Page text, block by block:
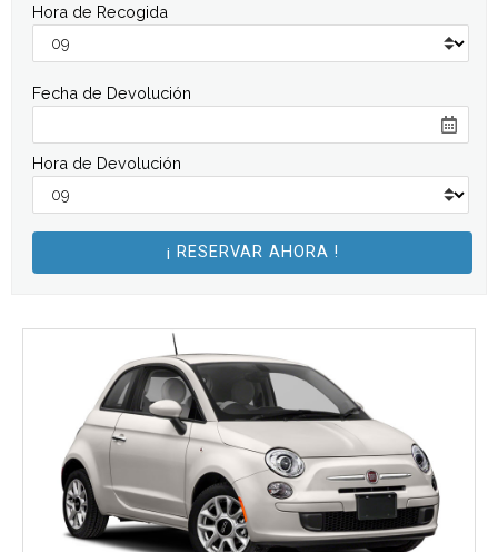
Hora de Recogida
Fecha de Devolución
Hora de Devolución